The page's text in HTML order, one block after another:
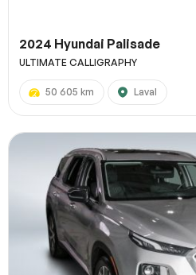
2024 Hyundai Palisade
ULTIMATE CALLIGRAPHY
50 605 km Laval